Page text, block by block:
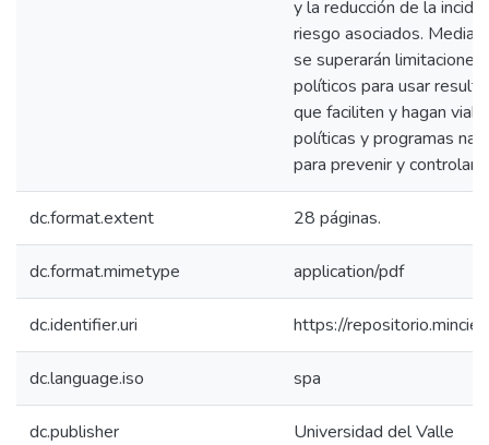
y la reducción de la
riesgo asociados.
se superarán
políticos para usar
que faciliten y hagan
políticas y programas
para prevenir y controlar
dc.format.extent 28 páginas.
dc.format.mimetype application/pdf
dc.identifier.uri https://
dc.language.iso spa
dc.publisher Universidad del Valle